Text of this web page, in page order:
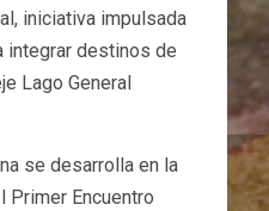
iniciativa impulsada
integrar destinos de
Lago General
se desarrolla en la
Primer Encuentro